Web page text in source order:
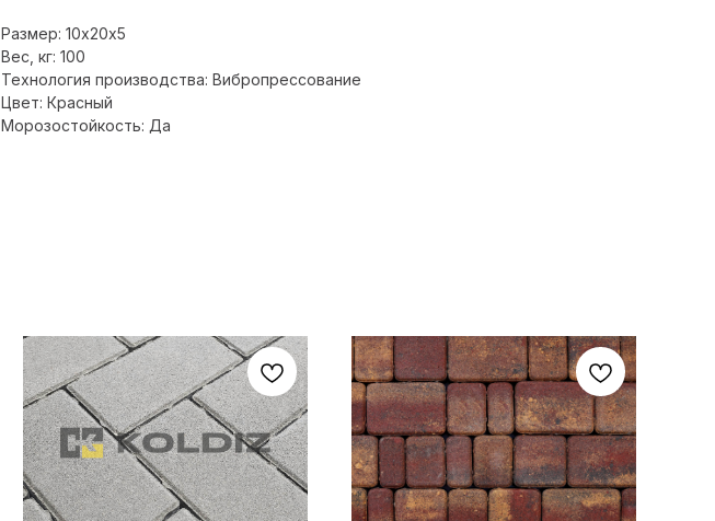
Размер: 10х20х5
Вес, кг: 100
Технология производства: Вибропрессование
Цвет: Красный
Морозостойкость: Да